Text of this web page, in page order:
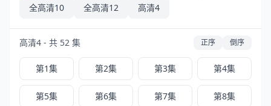
全高清10
全高清12 高清4
高清4 - 共 52 集 正序 倒序
第1集 第2集 第3集 第4集
第5集 第6集 第7集 第8集